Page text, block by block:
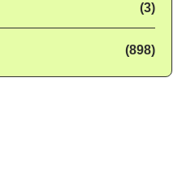
(3)
(898)